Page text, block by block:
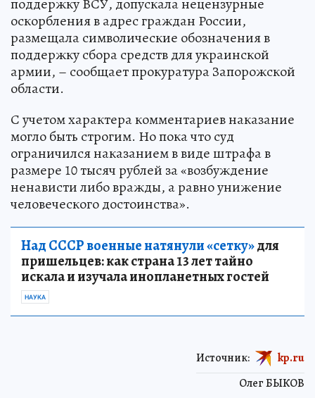
поддержку ВСУ, допускала нецензурные
оскорбления в адрес граждан России,
размещала символические обозначения в
поддержку сбора средств для украинской
армии, – сообщает прокуратура Запорожской
области.
С учетом характера комментариев наказание
могло быть строгим. Но пока что суд
ограничился наказанием в виде штрафа в
размере 10 тысяч рублей за «возбуждение
ненависти либо вражды, а равно унижение
человеческого достоинства».
Над СССР военные натянули «сетку»для
пришельцев: как страна 13 лет тайно
искала и изучала инопланетных гостей
НАУКА
Олег БЫКОВ
Источник: kp.ru